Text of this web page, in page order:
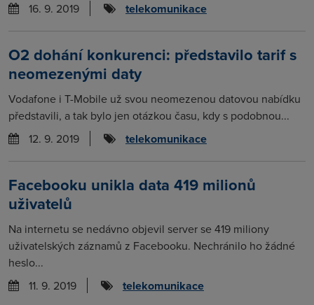
16. 9. 2019
telekomunikace
O2 dohání konkurenci: představilo tarif s
neomezenými daty
Vodafone i T-Mobile už svou neomezenou datovou nabídku
představili, a tak bylo jen otázkou času, kdy s podobnou...
12. 9. 2019
telekomunikace
Facebooku unikla data 419 milionů
uživatelů
Na internetu se nedávno objevil server se 419 miliony
uživatelských záznamů z Facebooku. Nechránilo ho žádné
heslo...
11. 9. 2019
telekomunikace